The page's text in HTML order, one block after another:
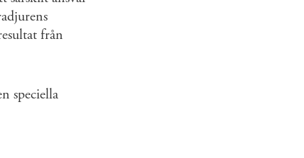
från
speciella